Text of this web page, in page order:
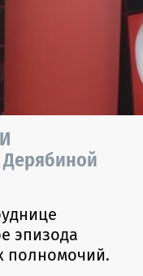
Дерябиной
эпизода
полномочий.